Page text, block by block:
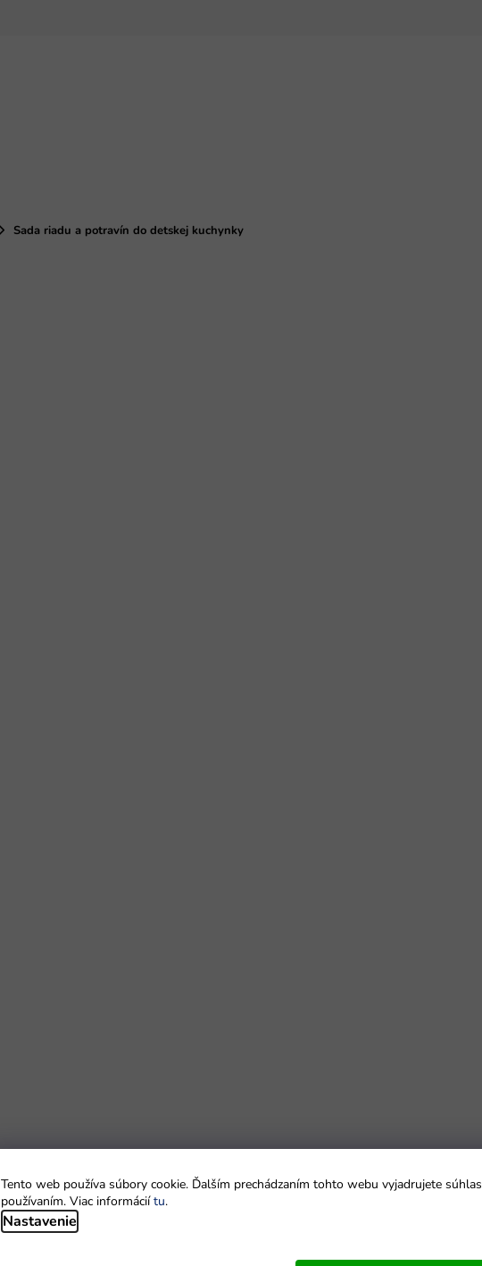
Tento web používa súbory cookie. Ďalším prechádzaním tohto webu vyjadrujete
používaním. Viac informáciítu.
Nastavenie
Sada riadu a potravín do detskej kuchynky